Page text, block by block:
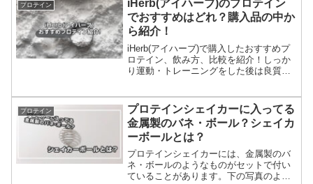
プロテイン
iHerb(アイハーブ)のプロテイン
でおすすめはどれ？購入品の中か
ら紹介！
iHerb(アイハーブ)で購入したおすすめプ
ロテイン、飲み方、比較を紹介！しっか
り運動・トレーニングをした後は良質な
い！ダイエットしたい！健康的な肉体が
欲しい！ならプロテ...
プロテイン
プロテインシェイカーに入ってる
金属製のバネ・ボール？シェイカ
ーボールとは？
プロテインシェイカーには、金属製のバ
ネ・ボールのようなものがセットで付い
ていることがあります。下の写真のよう